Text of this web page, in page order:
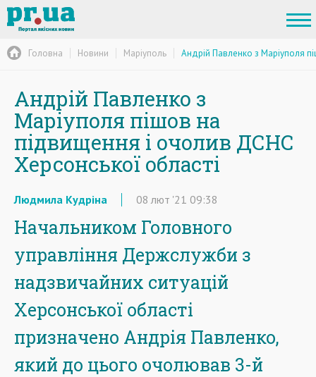
Головна Новини Маріуполь Андрій Павленко з Маріуполя
Андрій Павленко з
Маріуполя пішов на
підвищення і очолив ДСНС
Херсонської області
Людмила Кудріна 08 лют '21 09:38
Начальником Головного
управління Держслужби з
надзвичайних ситуацій
Херсонської області
призначено Андрія Павленко,
який до цього очолював 3-й